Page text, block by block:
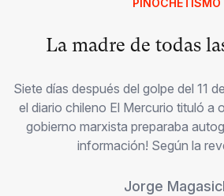
PINOCHETISMO
La madre de todas
Siete días después del golpe del 11
el diario chileno El Mercurio tituló a
gobierno marxista preparaba
información! Según la
Jorge